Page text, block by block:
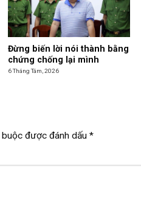
Đừng biến lời nói thành bằng
chứng chống lại mình
6 Tháng Tám, 2026
được đánh dấu *